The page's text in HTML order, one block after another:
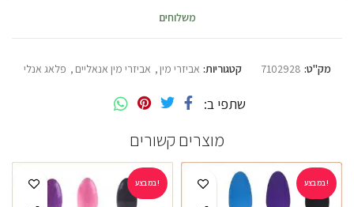
משלוחים
מק"ט: 7102928 קטגוריות: אביזרי מין, אביזרי מין אנאליים , פלאג אנלי
שתפי ב
מוצרים קשורים
במבצע! במבצע!